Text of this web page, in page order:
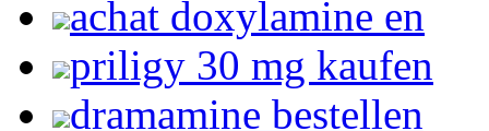
achat doxylamine en
priligy 30 mg kaufen
dramamine bestellen